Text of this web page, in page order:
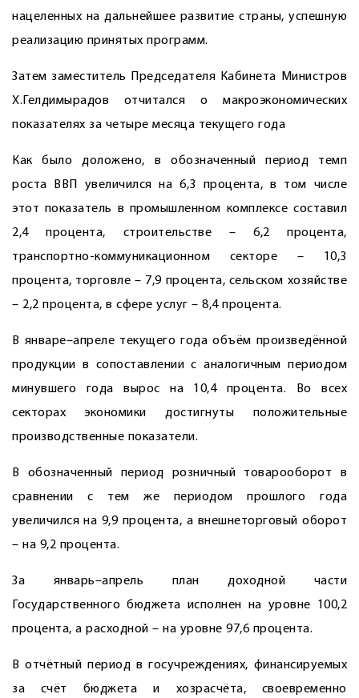
нацеленных на дальнейшее развитие страны, успешную
реализацию принятых программ.
Затем заместитель Председателя Кабинета Министров
Х.Гелдимырадов отчитался о ­макроэкономических
показателях за четыре месяца текущего года
Как было доложено, в обозначенный период темп
роста ВВП увеличился на 6,3 процента, в том числе
этот показатель в промышленном комплексе составил
2,4 процента, строительстве – 6,2 процента,
транспортно-коммуникационном секторе – 10,3
процента, торговле – 7,9 процента, сельском хозяйстве
– 2,2 процента, в сфере услуг – 8,4 процента.
В январе–апреле текущего года объём произведённой
продукции в сопоставлении с аналогичным периодом
минувшего года вырос на 10,4 процента. Во всех
секторах экономики достигнуты положительные
производственные показатели.
В обозначенный период розничный товарооборот в
сравнении с тем же периодом прошлого года
увеличился на 9,9 процента, а внешнеторговый оборот
– на 9,2 процента.
За январь–апрель план доходной части
Государственного бюджета исполнен на уровне 100,2
процента, а расходной – на уровне 97,6 процента.
В отчётный период в госучреждениях, финансируемых
за счёт бюджета и хозрасчёта, своевременно